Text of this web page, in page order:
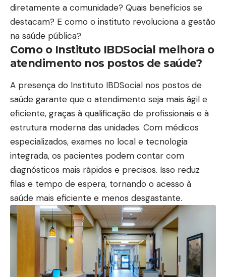
diretamente a comunidade? Quais benefícios se
destacam? E como o instituto revoluciona a gestão
na saúde pública?
Como o Instituto IBDSocial melhora o
atendimento nos postos de saúde?
A presença do Instituto IBDSocial nos postos de
saúde garante que o atendimento seja mais ágil e
eficiente, graças à qualificação de profissionais e à
estrutura moderna das unidades. Com médicos
especializados, exames no local e tecnologia
integrada, os pacientes podem contar com
diagnósticos mais rápidos e precisos. Isso reduz
filas e tempo de espera, tornando o acesso à
saúde mais eficiente e menos desgastante.